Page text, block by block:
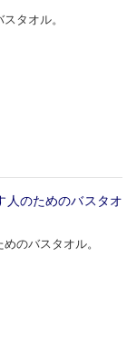
タオル。
人のためのバスタオ
のバスタオル。